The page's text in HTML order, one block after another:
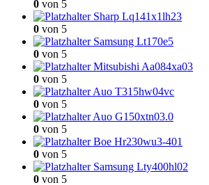
0 von 5
Sharp Lq141x1lh23
0 von 5
Samsung Lt170e5
0 von 5
Mitsubishi Aa084xa03
0 von 5
Auo T315hw04vc
0 von 5
Auo G150xtn03.0
0 von 5
Boe Hr230wu3-401
0 von 5
Samsung Lty400hl02
0 von 5